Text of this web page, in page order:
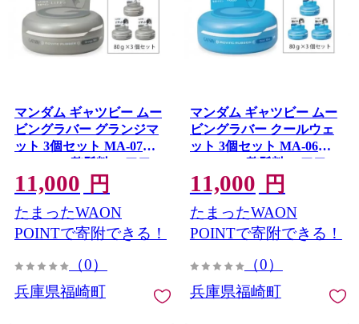
マンダム ギャツビー ムー
ビングラバー グランジマ
ット 3個セット MA-07
GATSBY 整髪料 ヘアワッ
クス 男性化粧品
11,000 円
たまったWAON
POINTで寄附できる！
（0）
兵庫県福崎町
マンダム ギャツビー ムー
ビングラバー クールウェ
ット 3個セット MA-06
GATSBY 整髪料 ヘアワッ
クス 男性化粧品
11,000 円
たまったWAON
POINTで寄附できる！
（0）
兵庫県福崎町